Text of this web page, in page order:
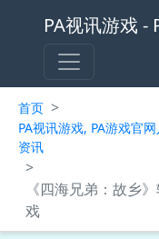
PA视讯游戏 -
首页 >
PA视讯游戏, PA游戏官
资讯
>
《四海兄弟：故乡
戏